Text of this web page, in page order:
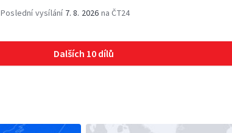
Poslední vysílání 7. 8. 2026 na ČT24
Dalších 10 dílů